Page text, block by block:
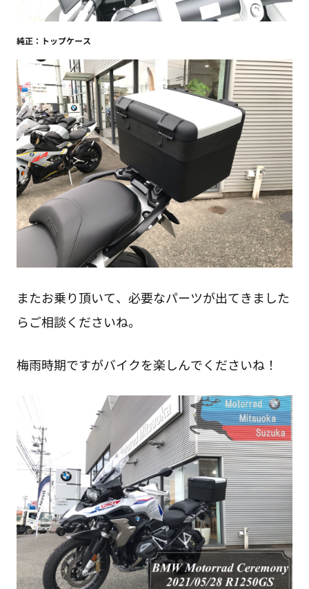
純正：トップケース
またお乗り頂いて、必要なパーツが出てきました
らご相談くださいね。
梅雨時期ですがバイクを楽しんでくださいね！